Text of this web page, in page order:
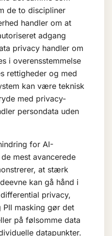
de to discipliner
handler om at
adgang
privacy handler om
i overensstemmelse
rettigheder og med
kan være teknisk
med privacy-
persondata uden
for AI-
mest avancerede
at stærk
kan gå hånd i
privacy,
PII masking gør det
på følsomme data
datapunkter.